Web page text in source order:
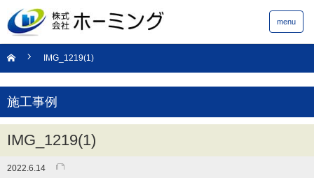
menu
IMG_1219(1)
施工事例
IMG_1219(1)
2022.6.14